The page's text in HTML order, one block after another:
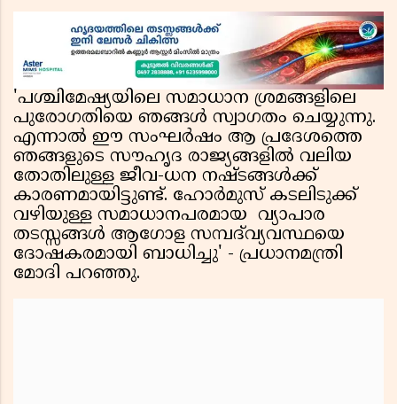
'പശ്ചിമേഷ്യയിലെ സമാധാന ശ്രമങ്ങളിലെ
പുരോഗതിയെ ഞങ്ങൾ സ്വാഗതം ചെയ്യുന്നു.
എന്നാൽ ഈ സംഘർഷം ആ പ്രദേശത്തെ
ഞങ്ങളുടെ സൗഹൃദ രാജ്യങ്ങളിൽ വലിയ
തോതിലുള്ള ജീവ-ധന നഷ്ടങ്ങൾക്ക്
കാരണമായിട്ടുണ്ട്. ഹോർമുസ് കടലിടുക്ക്
വഴിയുള്ള സമാധാനപരമായ വ്യാപാര
തടസ്സങ്ങൾ ആഗോള സമ്പദ്‌വ്യവസ്ഥയെ
ദോഷകരമായി ബാധിച്ചു' - പ്രധാനമന്ത്രി
മോദി പറഞ്ഞു.